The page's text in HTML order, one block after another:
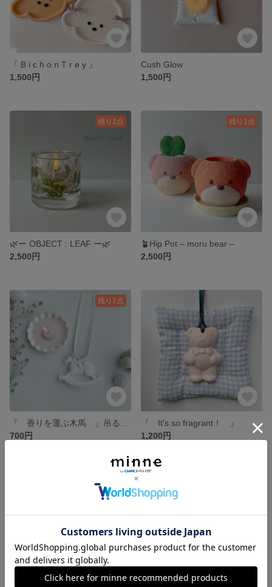
『 B i c h o n T r e y 』
1,500円
Cush Glow
1,500円
残り1点
🌿ー OBJECT : LEAF ー🌿
2,500円
残り1点
🪴Hip Pot – moru bear –
2,500円
残り1点
700円
『 It's so fragrant！ 』
1,200円